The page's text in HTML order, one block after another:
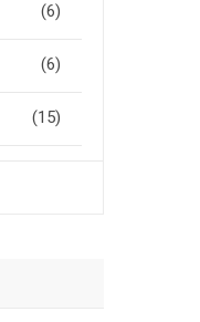
(6)
(6)
(15)